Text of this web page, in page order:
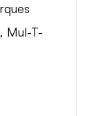
Mul-T-